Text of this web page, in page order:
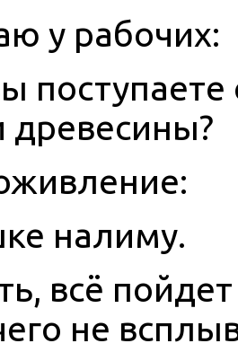
у рабочих:
поступаете
древесины?
налиму.
всё
не